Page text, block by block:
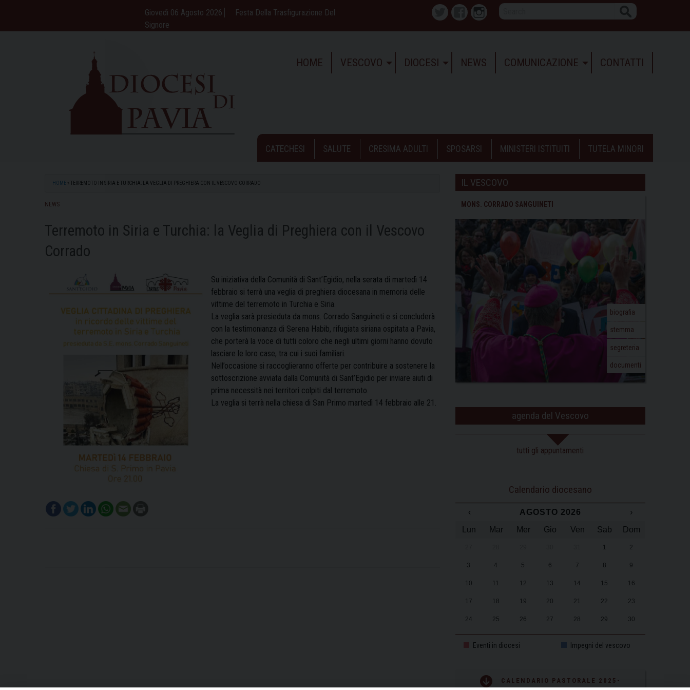
content
Giovedì 06 Agosto 2026
Festa Della Trasfigurazione Del
Signore
Twitter FacebookInstagram
HOME VESCOVO DIOCESI NEWS COMUNICAZIONE CONTATTI
CATECHESI SALUTE CRESIMA ADULTI SPOSARSI MINISTERI ISTITUITI TUTELA MINORI
HOME » TERREMOTO IN SIRIA E TURCHIA: LA VEGLIA DI PREGHIERA CON IL VESCOVO CORRADO
NEWS
Terremoto in Siria e Turchia: la Veglia di Preghiera con il Vescovo
Corrado
Su iniziativa della Comunità di Sant’Egidio, nella serata di martedì 14
febbraio si terrà una veglia di preghiera diocesana in memoria delle
vittime del terremoto in Turchia e Siria.
La veglia sarà presieduta da mons. Corrado Sanguineti e si concluderà
con la testimonianza di Serena Habib, rifugiata siriana ospitata a Pavia,
che porterà la voce di tutti coloro che negli ultimi giorni hanno dovuto
lasciare le loro case, tra cui i suoi familiari.
Nell’occasione si raccoglieranno offerte per contribuire a sostenere la
sottoscrizione avviata dalla Comunità di Sant’Egidio per inviare aiuti di
prima necessità nei territori colpiti dal terremoto.
La veglia si terrà nella chiesa di San Primo martedì 14 febbraio alle 21.
IL VESCOVO
MONS. CORRADO SANGUINETI
biografia
stemma
segreteria
documenti
agenda del Vescovo
tutti gli appuntamenti
Calendario diocesano
‹ AGOSTO 2026
›
Lun
Mar Mer Gio Ven Sab Dom
1 2
3 4 5 6 7 8 9
10 11 12 13 14 15 16
17 18 19 20 21 22 23
24 25 26 27 28 29 30
Eventi in diocesi Impegni del vescovo
CALENDARIO PASTORALE 2025-